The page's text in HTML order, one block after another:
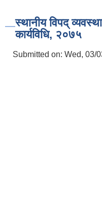
स्थानीय विपद्
कार्यविधि, २०७५
Submitted on: Wed, 03/